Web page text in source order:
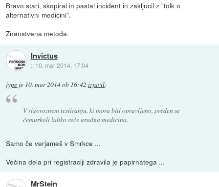
Bravo stari, skopiral in pastal incident in zakljucil z "tolk o
alternativni medicini".
Znanstvena metoda.
Invictus
:: 10. mar 2014, 17:04
jype je 10. mar 2014 ob 16:42 izjavil:
V rigoroznem testiranju, ki mora biti opravljeno, preden se
čemurkoli lahko reče uradna medicina.
Samo če verjameš v Smrkce ...
Večina dela pri registraciji zdravila je papirnatega ...
MrStein